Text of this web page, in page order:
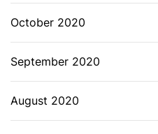
October 2020
September 2020
August 2020